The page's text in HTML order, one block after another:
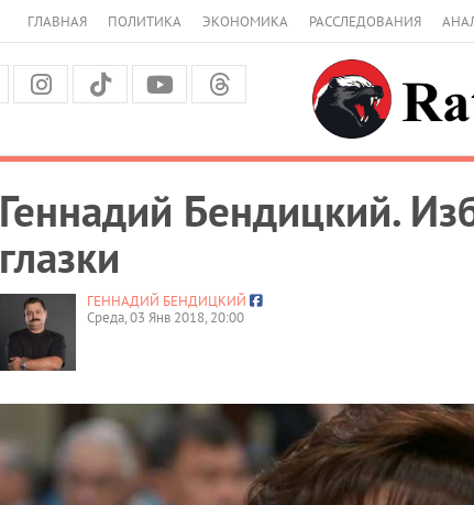
ГЛАВНАЯ ПОЛИТИКА ЭКОНОМИКА РАССЛЕДОВАНИЯ
Геннадий Бендицкий.
глазки
ГЕННАДИЙ БЕНДИЦКИЙ
Среда, 03 Янв 2018, 20:00